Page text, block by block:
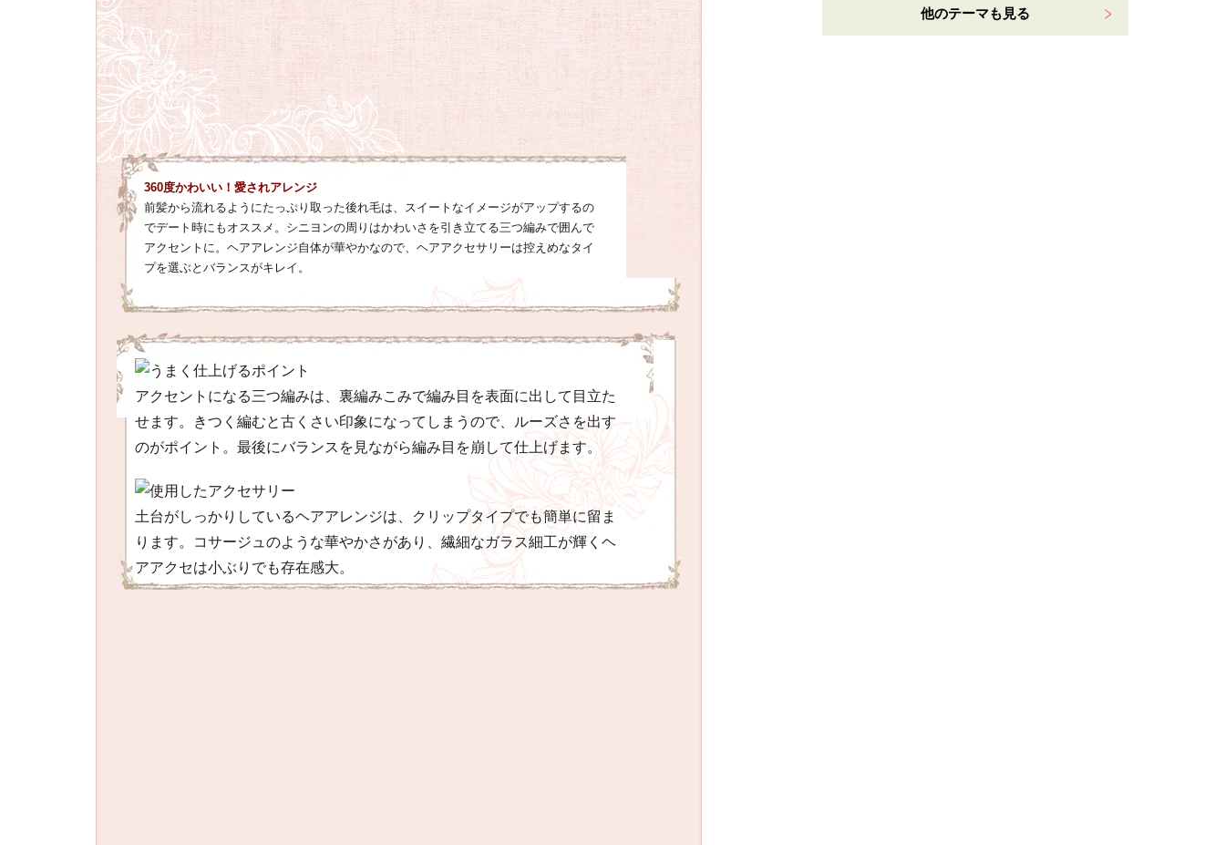
360度かわいい！愛されアレンジ
前髪から流れるようにたっぷり取った後れ毛は、スイートなイメージがアップするの
でデート時にもオススメ。シニヨンの周りはかわいさを引き立てる三つ編みで囲んで
アクセントに。ヘアアレンジ自体が華やかなので、ヘアアクセサリーは控えめなタイ
プを選ぶとバランスがキレイ。
アクセントになる三つ編みは、裏編みこみで編み目を表面に出して目立た
せます。きつく編むと古くさい印象になってしまうので、ルーズさを出す
のがポイント。最後にバランスを見ながら編み目を崩して仕上げます。
土台がしっかりしているヘアアレンジは、クリップタイプでも簡単に留ま
ります。コサージュのような華やかさがあり、繊細なガラス細工が輝くヘ
アアクセは小ぶりでも存在感大。
他のテーマも見る